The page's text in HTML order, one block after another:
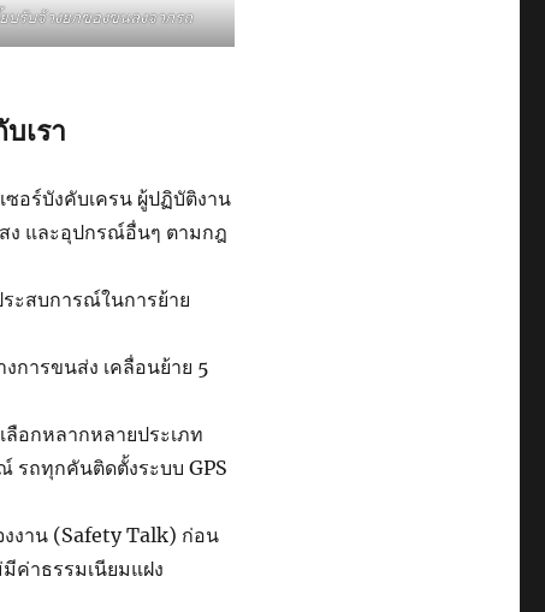
บรับจ้างยกของขนลงจากรถ
เรา
อร์บังคับเครน ผู้ปฏิบัติงาน
ง และอุปกรณ์อื่นๆ ตามกฎ
ะสบการณ์ในการย้าย
การขนส่ง เคลื่อนย้าย 5
อกหลากหลายประเภท
รถทุกคันติดตั้งระบบ GPS
งาน (Safety Talk) ก่อน
ค่าธรรมเนียมแฝง